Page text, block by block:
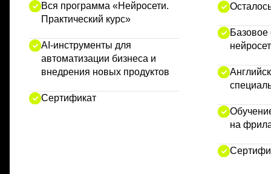
Базовое
на
Вся программа «Нейросети.
Практический курс»
AI-инструменты для
автоматизации бизнеса и
внедрения новых продуктов
Сертификат